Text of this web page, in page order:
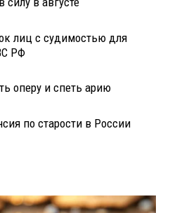
лиц с судимостью для
РФ
оперу и спеть арию
по старости в России